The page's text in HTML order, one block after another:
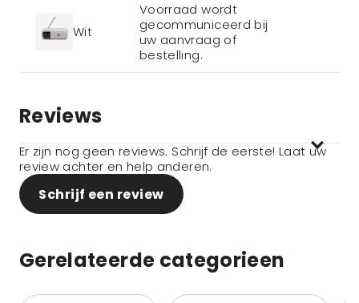
Wit
Voorraad wordt
gecommuniceerd bij
uw aanvraag of
bestelling.
Reviews
Er zijn nog geen reviews. Schrijf de eerste! Laat uw
review achter en help anderen.
Schrijf een review
Gerelateerde categorieen